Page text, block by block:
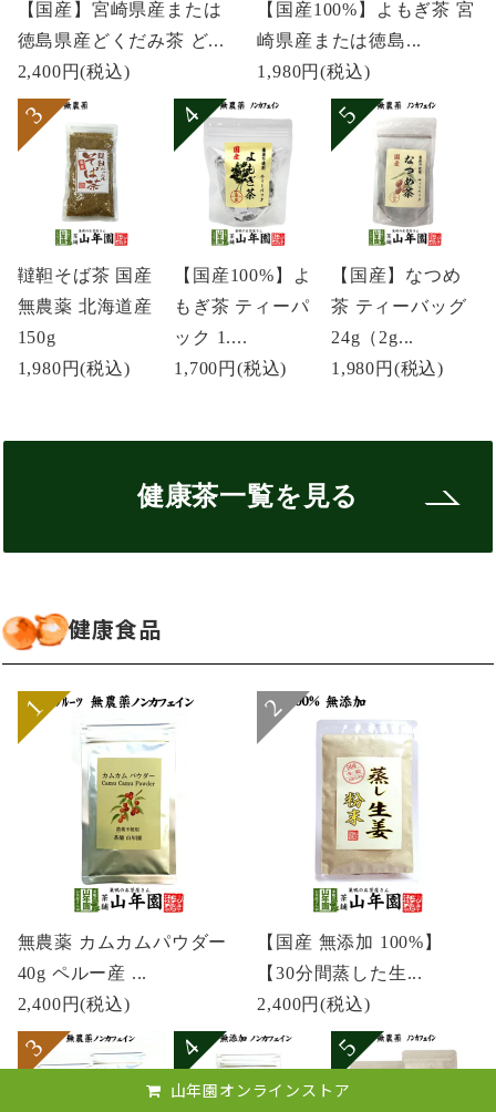
【国産】宮崎県産または
徳島県産どくだみ茶 ど...
2,400円(税込)
【国産100%】よもぎ茶 宮
崎県産または徳島...
1,980円(税込)
韃靼そば茶 国産
無農薬 北海道産
150g
1,980円(税込)
【国産100%】よ
もぎ茶 ティーパ
ック 1....
1,700円(税込)
【国産】なつめ
茶 ティーバッグ
24g（2g...
1,980円 (税込)
健康茶一覧を見る
健康食品
無農薬 カムカムパウダー
40g ペルー産 ...
2,400円(税込)
【国産 無添加 100%】
【30分間蒸した生...
2,400円(税込)
山年園オンラインストア